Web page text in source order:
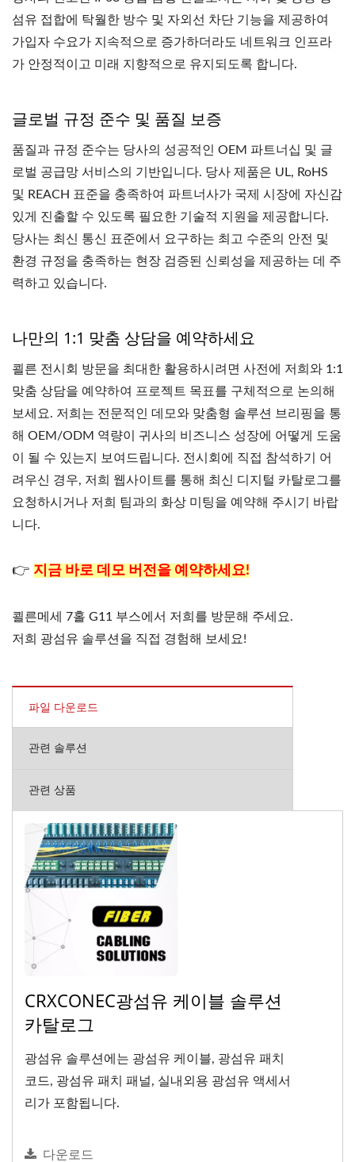
섬유 접합에 탁월한 방수 및 자외선 차단 기능을 제공하여
가입자 수요가 지속적으로 증가하더라도 네트워크 인프라
가 안정적이고 미래 지향적으로 유지되도록 합니다.
글로벌 규정 준수 및 품질 보증
품질과 규정 준수는 당사의 성공적인 OEM 파트너십 및 글
로벌 공급망 서비스의 기반입니다. 당사 제품은 UL, RoHS
및 REACH 표준을 충족하여 파트너사가 국제 시장에 자신감
있게 진출할 수 있도록 필요한 기술적 지원을 제공합니다.
당사는 최신 통신 표준에서 요구하는 최고 수준의 안전 및
환경 규정을 충족하는 현장 검증된 신뢰성을 제공하는 데 주
력하고 있습니다.
나만의 1:1 맞춤 상담을 예약하세요
쾰른 전시회 방문을 최대한 활용하시려면 사전에 저희와 1:1
맞춤 상담을 예약하여 프로젝트 목표를 구체적으로 논의해
보세요. 저희는 전문적인 데모와 맞춤형 솔루션 브리핑을 통
해 OEM/ODM 역량이 귀사의 비즈니스 성장에 어떻게 도움
이 될 수 있는지 보여드립니다. 전시회에 직접 참석하기 어
려우신 경우, 저희 웹사이트를 통해 최신 디지털 카탈로그를
요청하시거나 저희 팀과의 화상 미팅을 예약해 주시기 바랍
니다.
👉 지금 바로 데모 버전을 예약하세요!
쾰른메세 7홀 G11 부스에서 저희를 방문해 주세요.
저희 광섬유 솔루션을 직접 경험해 보세요!
파일 다운로드
관련 솔루션
관련 상품
CRXCONEC광섬유 케이블 솔루션
카탈로그
광섬유 솔루션에는 광섬유 케이블, 광섬유 패치
코드, 광섬유 패치 패널, 실내외용 광섬유 액세서
리가 포함됩니다.
다운로드